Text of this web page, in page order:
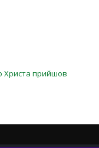
Христа прийшов